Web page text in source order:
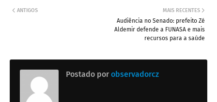
MAIS RECENTES
Audiência no Senado: prefeito Zé
Aldemir defende a FUNASA e mais
recursos para a saúde
ANTIGOS
Postado por observadorcz